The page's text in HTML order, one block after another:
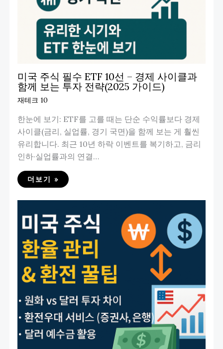
미국 주식 필수 ETF 10선 – 경제 사이클과
함께 보는 투자 전략(2025 가이드)
재테크 10
한눈에 보기: ETF를 고를 때는 단순 수익률보다 경제
사이클(금리, 실업률, 경기 국면)을 함께 보는 게 훨씬
유리합니다. 최근 10년 하락 이벤트를 복기하고, 금리
인하·실업률과의 연결…
더보기 »